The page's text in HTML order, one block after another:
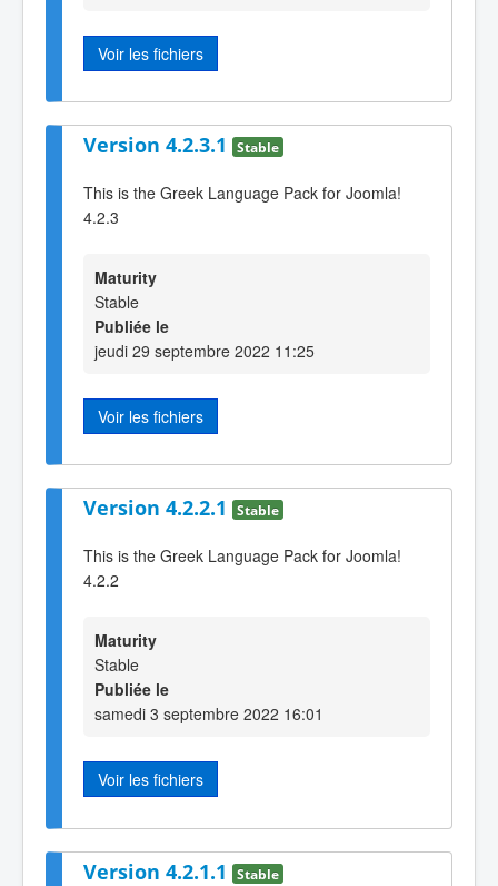
Voir les fichiers
Version 4.2.3.1 Stable
This is the Greek Language Pack for Joomla!
4.2.3
Maturity
Stable
Publiée le
jeudi 29 septembre 2022 11:25
Voir les fichiers
Version 4.2.2.1 Stable
This is the Greek Language Pack for Joomla!
4.2.2
Maturity
Stable
Publiée le
samedi 3 septembre 2022 16:01
Voir les fichiers
Version 4.2.1.1 Stable